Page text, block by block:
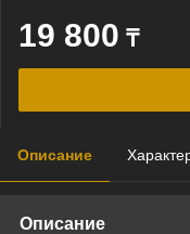
19 800 ₸
Описание
Описание